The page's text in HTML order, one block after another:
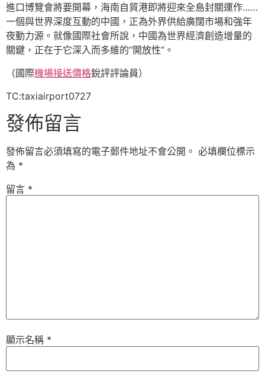
進口博覽會將要開幕，海南自貿港即將迎來全島封關運作……
一個與世界深度互動的中國，正為外界供給廣闊市場和強年
夜動力源。就像國際社會所說，中國為世界經濟創造增量的
關鍵，正在于它深入而多維的“開放性”。
（國際機場接送價格銳評評論員）
TC:taxiairport0727
發佈留言
發佈留言必須填寫的電子郵件地址不會公開。 必填欄位標示
為 *
留言 *
顯示名稱 *